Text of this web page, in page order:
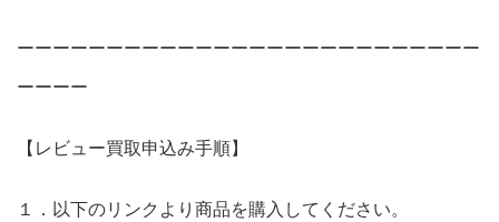
ーーーーーーーーーーーーーーーーーーーーーーーーーー
ーーーー
【レビュー買取申込み手順】
１．以下のリンクより商品を購入してください。